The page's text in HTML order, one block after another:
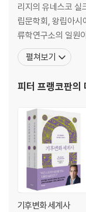
리지의 유네스코 실
립문학회, 왕립아시
류학연구소의 일원
《프로스펙트》에서
서 ‘21세기의 가장
국 등의 역사와 정치
펼쳐보기
피터 프랭코판의
기후변화 세계사